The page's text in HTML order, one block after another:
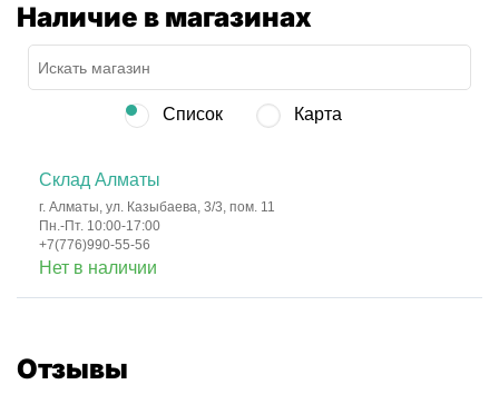
Наличие в магазинах
Список Карта
Склад Алматы
г. Алматы, ул. Казыбаева, 3/3, пом. 11
Пн.-Пт. 10:00-17:00
+7(776)990-55-56
Нет в наличии
Отзывы